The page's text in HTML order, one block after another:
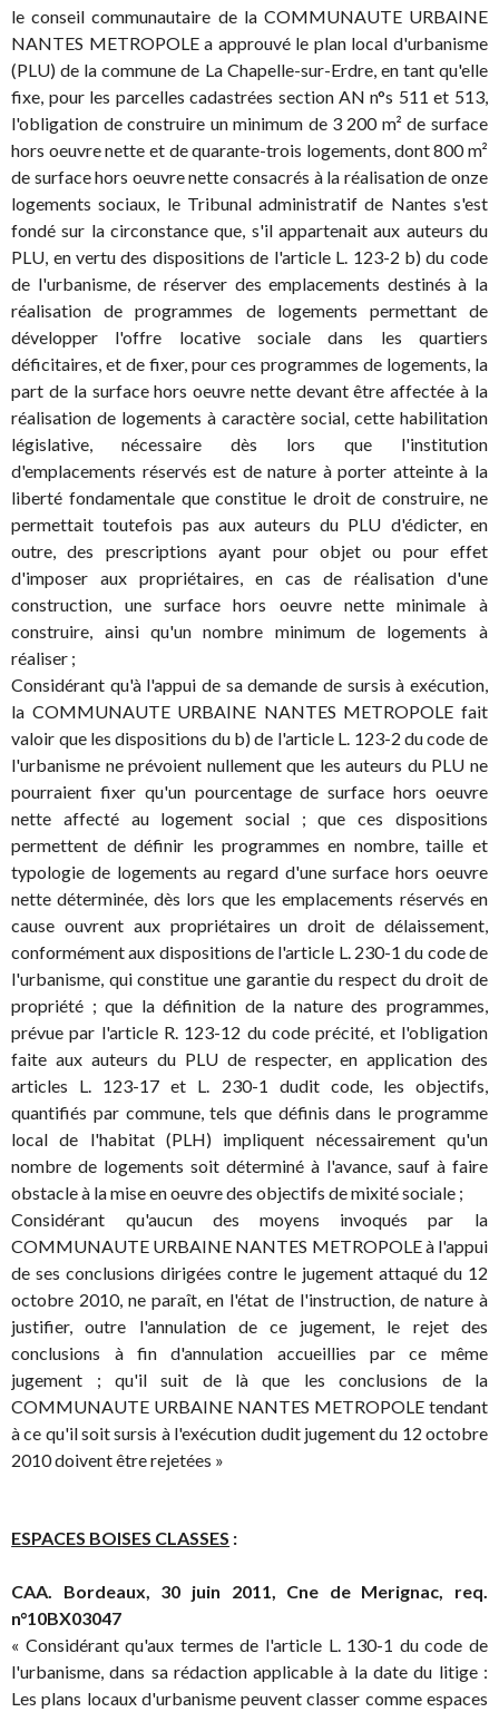
le conseil communautaire de la COMMUNAUTE URBAINE
NANTES METROPOLE a approuvé le plan local d'urbanisme
(PLU) de la commune de La Chapelle-sur-Erdre, en tant qu'elle
fixe, pour les parcelles cadastrées section AN n°s 511 et 513,
l'obligation de construire un minimum de 3 200 m² de surface
hors oeuvre nette et de quarante-trois logements, dont 800 m²
de surface hors oeuvre nette consacrés à la réalisation de onze
logements sociaux, le Tribunal administratif de Nantes s'est
fondé sur la circonstance que, s'il appartenait aux auteurs du
PLU, en vertu des dispositions de l'article L. 123-2 b) du code
de l'urbanisme, de réserver des emplacements destinés à la
réalisation de programmes de logements permettant de
développer l'offre locative sociale dans les quartiers
déficitaires, et de fixer, pour ces programmes de logements, la
part de la surface hors oeuvre nette devant être affectée à la
réalisation de logements à caractère social, cette habilitation
législative, nécessaire dès lors que l'institution
d'emplacements réservés est de nature à porter atteinte à la
liberté fondamentale que constitue le droit de construire, ne
permettait toutefois pas aux auteurs du PLU d'édicter, en
outre, des prescriptions ayant pour objet ou pour effet
d'imposer aux propriétaires, en cas de réalisation d'une
construction, une surface hors oeuvre nette minimale à
construire, ainsi qu'un nombre minimum de logements à
réaliser ;
Considérant qu'à l'appui de sa demande de sursis à exécution,
la COMMUNAUTE URBAINE NANTES METROPOLE fait
valoir que les dispositions du b) de l'article L. 123-2 du code de
l'urbanisme ne prévoient nullement que les auteurs du PLU ne
pourraient fixer qu'un pourcentage de surface hors oeuvre
nette affecté au logement social ; que ces dispositions
permettent de définir les programmes en nombre, taille et
typologie de logements au regard d'une surface hors oeuvre
nette déterminée, dès lors que les emplacements réservés en
cause ouvrent aux propriétaires un droit de délaissement,
conformément aux dispositions de l'article L. 230-1 du code de
l'urbanisme, qui constitue une garantie du respect du droit de
propriété ; que la définition de la nature des programmes,
prévue par l'article R. 123-12 du code précité, et l'obligation
faite aux auteurs du PLU de respecter, en application des
articles L. 123-17 et L. 230-1 dudit code, les objectifs,
quantifiés par commune, tels que définis dans le programme
local de l'habitat (PLH) impliquent nécessairement qu'un
nombre de logements soit déterminé à l'avance, sauf à faire
obstacle à la mise en oeuvre des objectifs de mixité sociale ;
Considérant qu'aucun des moyens invoqués par la
COMMUNAUTE URBAINE NANTES METROPOLE à l'appui
de ses conclusions dirigées contre le jugement attaqué du 12
octobre 2010, ne paraît, en l'état de l'instruction, de nature à
justifier, outre l'annulation de ce jugement, le rejet des
conclusions à fin d'annulation accueillies par ce même
jugement ; qu'il suit de là que les conclusions de la
COMMUNAUTE URBAINE NANTES METROPOLE tendant
à ce qu'il soit sursis à l'exécution dudit jugement du 12 octobre
2010 doivent être rejetées »
ESPACES BOISES CLASSES :
CAA. Bordeaux, 30 juin 2011, Cne de Merignac, req.
n°10BX03047
« Considérant qu'aux termes de l'article L. 130-1 du code de
l'urbanisme, dans sa rédaction applicable à la date du litige :
Les plans locaux d'urbanisme peuvent classer comme espaces